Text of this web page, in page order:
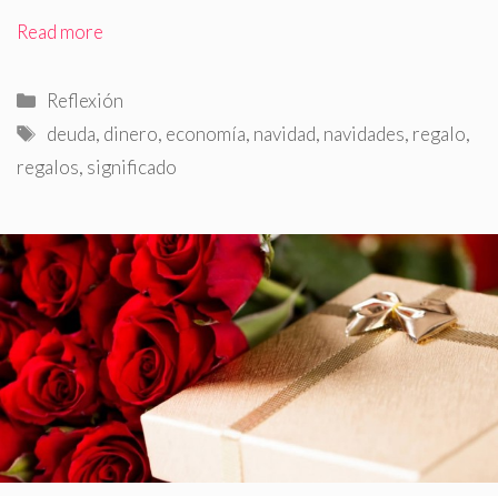
Read more
Categorías
Reflexión
Etiquetas
deuda, dinero, economía, navidad, navidades, regalo,
regalos, significado